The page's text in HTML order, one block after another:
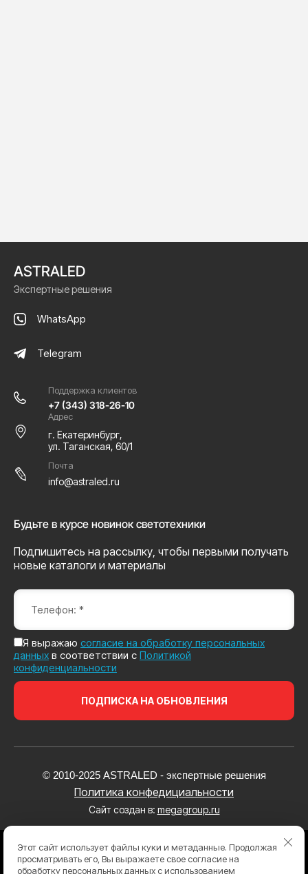
ASTRALED
Экспертные решения
WhatsApp
Telegram
Поддержка клиентов
+7 (343) 318-26-10
Адрес
г. Екатеринбург,
ул. Таганская, 60/1
Почта
info@astraled.ru
Будьте в курсе новинок светотехники
Подпишитесь на рассылку, чтобы первыми получать
новые каталоги и материалы
Я выражаю согласие на обработку персональных
данных в соответствии с Политикой
конфиденциальности
ПОДПИСКА НА ОБНОВЛЕНИЯ
© 2010-2025 ASTRALED - экспертные решения
Политика конфедициальности
Сайт создан в: megagroup.ru
Этот сайт использует файлы куки и метаданные. Продолжая
просматривать его, Вы выражаете свое согласие на
обработку персональных данных с использованием